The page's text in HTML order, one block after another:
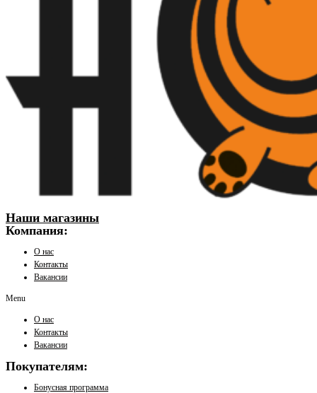
Наши магазины
Компания:
О нас
Контакты
Вакансии
Menu
О нас
Контакты
Вакансии
Покупателям:
Бонусная программа